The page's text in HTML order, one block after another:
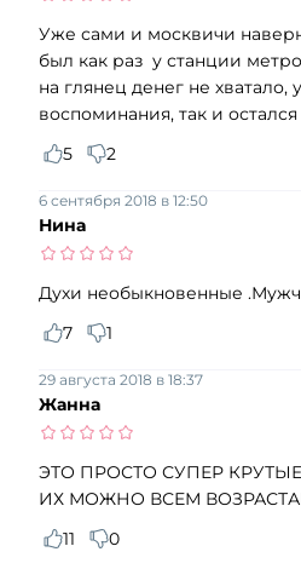
Уже сами и москвичи
был как раз у станции
на глянец денег не
воспоминания, так и
5
2
Нина
6 сентября 2018 в 12:50
Духи необыкновенные
7
1
Жанна
29 августа 2018 в 18:37
ЭТО ПРОСТО СУПЕР
ИХ МОЖНО ВСЕМ
11
0